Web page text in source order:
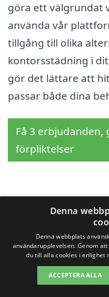
göra ett välgrundat
använda vår
tillgång till olika
kontorsstädning i
gör det lättare att
passar både dina
Få 3 erbjudanden,
förpliktelser
Sök efter en
andra
Denna
Denna webbplats
användarupplevelsen. Genom
du till alla cookies i enlighet
ACCEPTERA ALLA